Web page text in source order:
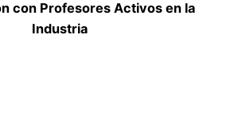
con Profesores Activos en la
Industria